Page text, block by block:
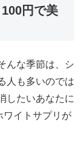
円で美
んな季節は、シ
人も多いのでは
したいあなたに
ワイトサプリが